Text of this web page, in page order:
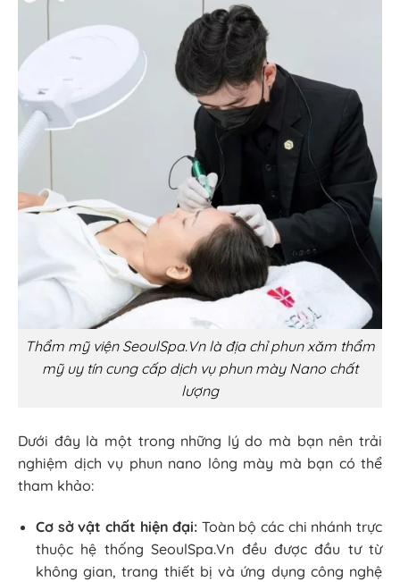
Thẩm mỹ viện SeoulSpa.Vn là địa chỉ phun xăm thẩm
mỹ uy tín cung cấp dịch vụ phun mày Nano chất
lượng
Dưới đây là một trong những lý do mà bạn nên trải
nghiệm dịch vụ phun nano lông mày mà bạn có thể
tham khảo:
Cơ sở vật chất hiện đại: Toàn bộ các chi nhánh trực
thuộc hệ thống SeoulSpa.Vn đều được đầu tư từ
không gian, trang thiết bị và ứng dụng công nghệ